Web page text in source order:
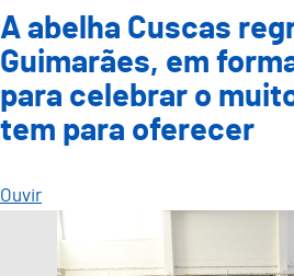
A abelha Cuscas
Guimarães, em
para celebrar o
tem para oferecer
Ouvir